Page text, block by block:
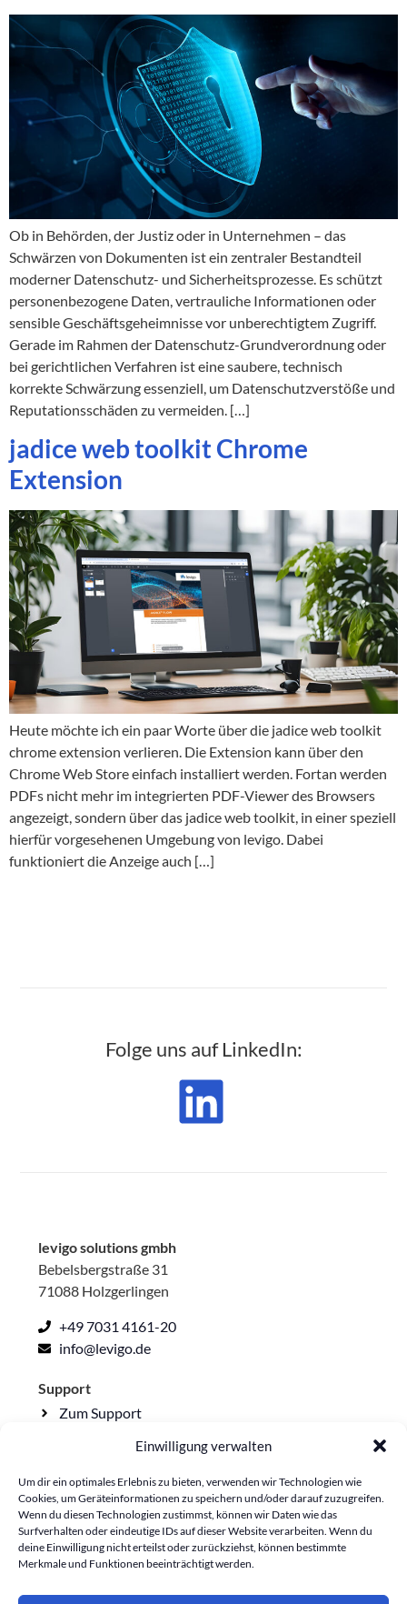
Einwilligung verwalten
Um dir ein optimales Erlebnis zu bieten, verwenden wir Technologien wie
Cookies, um Geräteinformationen zu speichern und/oder darauf zuzugreifen.
Wenn du diesen Technologien zustimmst, können wir Daten wie das
Surfverhalten oder eindeutige IDs auf dieser Website verarbeiten. Wenn du
deine Einwilligung nicht erteilst oder zurückziehst, können bestimmte
Merkmale und Funktionen beeinträchtigt werden.
Ob in Behörden, der Justiz oder in Unternehmen – das
Schwärzen von Dokumenten ist ein zentraler Bestandteil
moderner Datenschutz- und Sicherheitsprozesse. Es schützt
personenbezogene Daten, vertrauliche Informationen oder
sensible Geschäftsgeheimnisse vor unberechtigtem Zugriff.
Gerade im Rahmen der Datenschutz-Grundverordnung oder
bei gerichtlichen Verfahren ist eine saubere, technisch
korrekte Schwärzung essenziell, um Datenschutzverstöße und
Reputationsschäden zu vermeiden. […]
jadice web toolkit Chrome
Extension
Heute möchte ich ein paar Worte über die jadice web toolkit
chrome extension verlieren. Die Extension kann über den
Chrome Web Store einfach installiert werden. Fortan werden
PDFs nicht mehr im integrierten PDF-Viewer des Browsers
angezeigt, sondern über das jadice web toolkit, in einer speziell
hierfür vorgesehenen Umgebung von levigo. Dabei
funktioniert die Anzeige auch […]
Folge uns auf LinkedIn:
levigo solutions gmbh
Bebelsbergstraße 31
71088 Holzgerlingen
+49 7031 4161-20
info@levigo.de
Support
Zum Support
Rechtliche Seiten
Impressum
Datenschutzerklärung
Lieferkettensorgfalt
Cookie-Richtlinie